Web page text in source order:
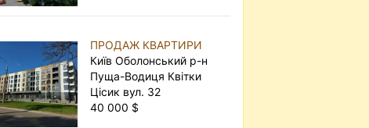
ПРОДАЖ КВАРТИРИ
Київ Оболонський р-н
Пуща-Водиця Квітки
Цісик вул. 32
40 000 $